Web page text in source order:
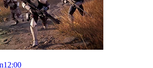
12:00